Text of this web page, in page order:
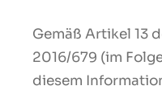
Gemäß Artikel 13
2016/679 (im
diesem